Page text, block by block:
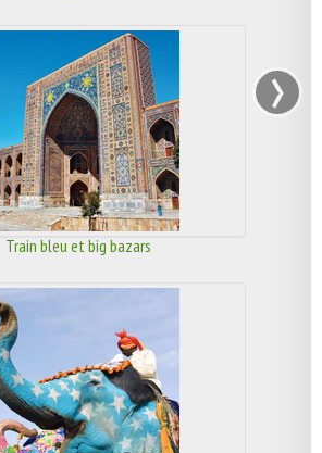
Train bleu et big bazars
›